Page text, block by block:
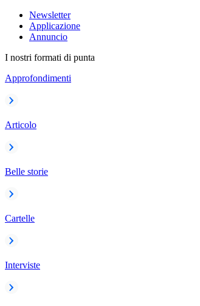
Newsletter
Applicazione
Annuncio
I nostri formati di punta
Approfondimenti
Articolo
Belle storie
Cartelle
Interviste